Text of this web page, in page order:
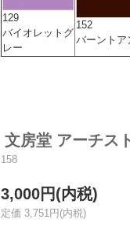
129
バイオレットグ
レー
152
バーントア
文房堂 アーチス
158
3,000円(内税)
定価 3,751円(内税)